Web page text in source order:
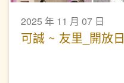
2025 年 11 月 07 日
可誠 ~ 友里_開放日